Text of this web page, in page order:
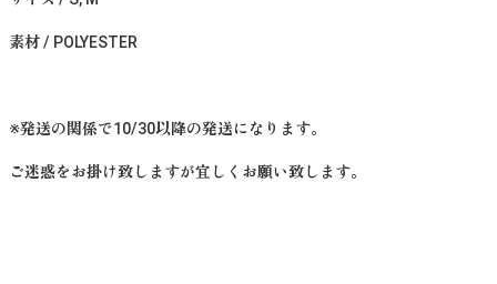
素材 / POLYESTER
※発送の関係で10/30以降の発送になります。
ご迷惑をお掛け致しますが宜しくお願い致します。